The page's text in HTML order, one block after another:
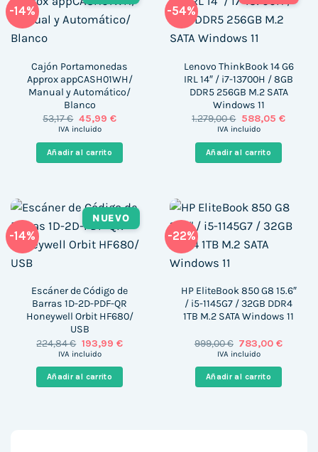
-14%
Cajón Portamonedas
Approx appCASH01WH/
Manual y Automático/
Blanco
53,17€ El
precio
era:
53,17 €.
45,99 €El
es:
IVA incluido
Añadir al carrito
-54%
Lenovo ThinkBook 14 G6
IRL 14″ / i7-13700H / 8GB
DDR5 256GB M.2 SATA
Windows 11
1.279,00€ El
precio
era:
1.279,00 €.
588,05 €El
IVA incluido
Añadir al carrito
-14%
NUEVO
Escáner de Código de
Barras 1D-2D-PDF-QR
Honeywell Orbit HF680/
USB
224,84€ El
precio
era:
224,84 €.
193,99 €El
es:
193,99 €.
IVA incluido
Añadir al carrito
-22%
HP EliteBook 850 G8 15.6″
/ i5-1145G7 / 32GB DDR4
1TB M.2 SATA Windows 11
999,00€ El
precio
era:
999,00 €.
783,00€El
IVA incluido
Añadir al carrito